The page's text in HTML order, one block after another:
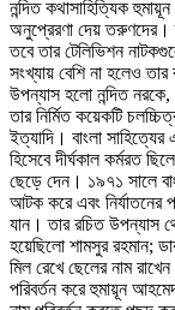
নন্দিত কথাসাহিত্যিক
অনুপ্রেরণা দেয় তরুণদের।
তবে তার টেলিভিশন
সংখ্যায় বেশি না হলেও
উপন্যাস হলো নন্দিত নরকে,
তার নির্মিত কয়েকটি
ইত্যাদি। বাংলা
হিসেবে দীর্ঘকাল কর্মরত
ছেড়ে দেন। ১৯৭১ সালে
আটক করে এবং নির্যাতনের
যান। তার রচিত উপন্যাস
হয়েছিলো শামসুর রহমান;
মিল রেখে ছেলের নাম
পরিবর্তন করে হুমায়ূন